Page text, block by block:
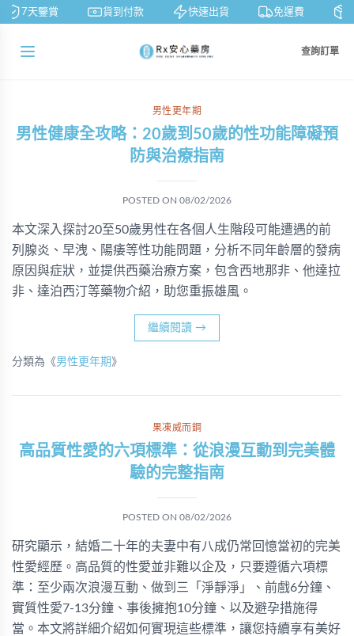
7天鑒賞 貨到付款 快速出貨 免運費 私
查詢訂單
男性更年期
男性健康全攻略：20歲到50歲的性功能障礙預
防與治療指南
POSTED ON 08/02/2026
本文深入探討20至50歲男性在各個人生階段可能遭遇的前
列腺炎、早洩、陽痿等性功能問題，分析不同年齡層的發病
原因與症狀，並提供西藥治療方案，包含西地那非、他達拉
非、達泊西汀等藥物介紹，助您重振雄風。
繼續閱讀 →
分類為《男性更年期 》
果凍威而鋼
高品質性愛的六項標準：從浪漫互動到完美體
驗的完整指南
POSTED ON 08/02/2026
研究顯示，結婚二十年的夫妻中有八成仍常回憶當初的完美
性愛經歷。高品質的性愛並非難以企及，只要遵循六項標
準：至少兩次浪漫互動、做到三「淨靜淨」、前戲6分鐘、
實質性愛7-13分鐘、事後擁抱10分鐘、以及避孕措施得
當。本文將詳細介紹如何實現這些標準，讓您持續享有美好